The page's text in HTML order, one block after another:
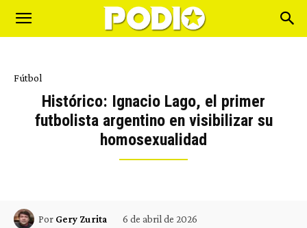
Fútbol
Histórico: Ignacio Lago, el primer
futbolista argentino en visibilizar su
homosexualidad
Por Gery Zurita 6 de abril de 2026